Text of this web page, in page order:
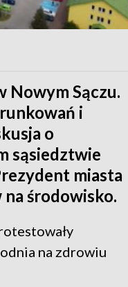
Nowym Sączu.
i
o
sąsiedztwie
miasta
na środowisko.
na zdrowiu